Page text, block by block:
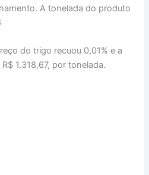
A tonelada do produto
do trigo recuou 0,01% e a
1.318,67, por tonelada.